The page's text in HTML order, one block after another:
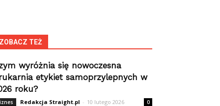
ZOBACZ TEŻ
wyróżnia się nowoczesna
etykiet samoprzylepnych w
roku?
Redakcja Straight.pl - 10 lutego 2026 0